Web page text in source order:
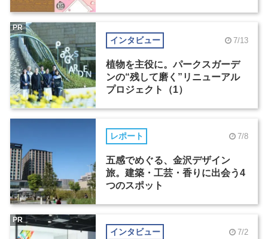
インタビュー 7/13
植物を主役に。パークスガーデ
ンの“残して磨く”リニューアル
プロジェクト（1）
PR
レポート 7/8
五感でめぐる、金沢デザイン
旅。建築・工芸・香りに出会う4
つのスポット
インタビュー 7/2
PR